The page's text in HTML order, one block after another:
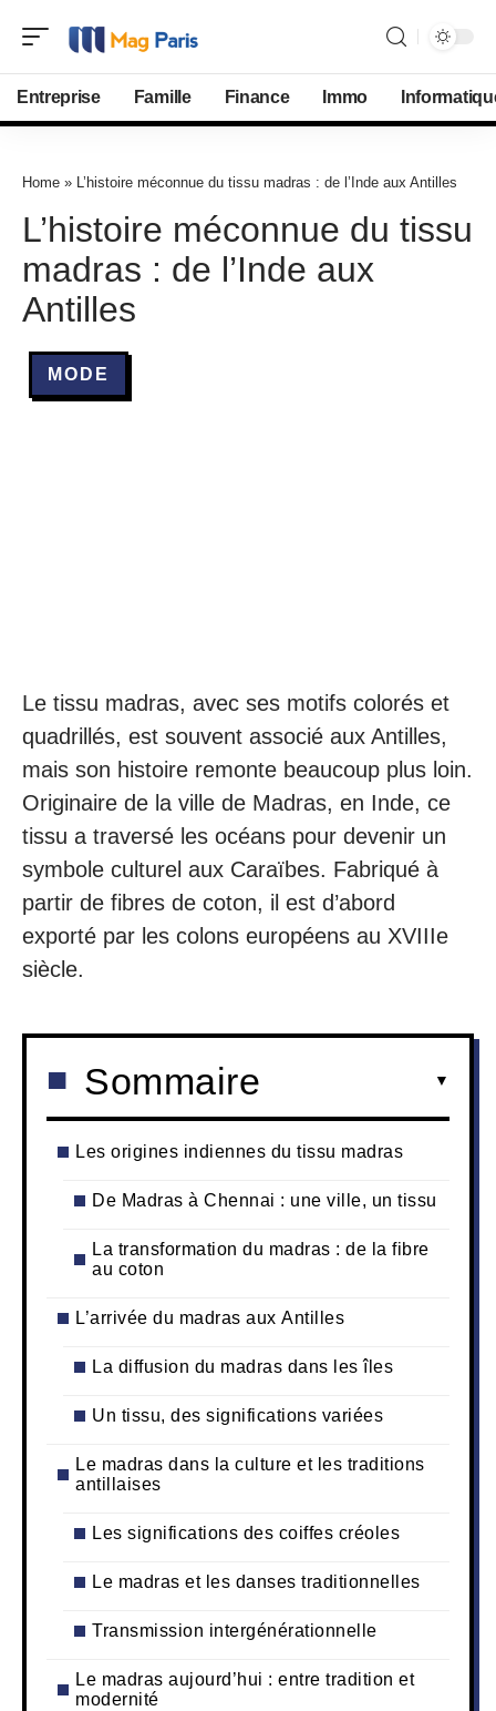
Entreprise Famille Finance Immo
Home » L’histoire méconnue du tissu madras : de l’Inde aux Antilles
L’histoire méconnue du tissu
madras : de l’Inde aux
Antilles
MODE
Le tissu madras, avec ses motifs colorés et
quadrillés, est souvent associé aux Antilles,
mais son histoire remonte beaucoup plus loin.
Originaire de la ville de Madras, en Inde, ce
tissu a traversé les océans pour devenir un
symbole culturel aux Caraïbes. Fabriqué à
partir de fibres de coton, il est d’abord
exporté par les colons européens au XVIIIe
siècle.
Sommaire
Les origines indiennes du tissu madras
De Madras à Chennai : une ville, un tissu
La transformation du madras : de la fibre
au coton
L’arrivée du madras aux Antilles
La diffusion du madras dans les îles
Un tissu, des significations variées
Le madras dans la culture et les traditions
antillaises
Les significations des coiffes créoles
Le madras et les danses traditionnelles
Transmission intergénérationnelle
Le madras aujourd’hui : entre tradition et
modernité